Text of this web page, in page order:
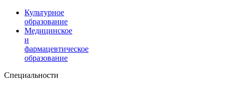
Культурное
образование
Медицинское
и
фармацевтическое
образование
Специальности